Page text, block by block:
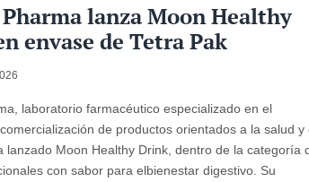
lanza Moon Healthy
envase de Tetra Pak
laboratorio farmacéutico especializado en el
de productos orientados a la salud y
lanzado Moon Healthy Drink, dentro de la categoría
con sabor para elbienestar digestivo. Su